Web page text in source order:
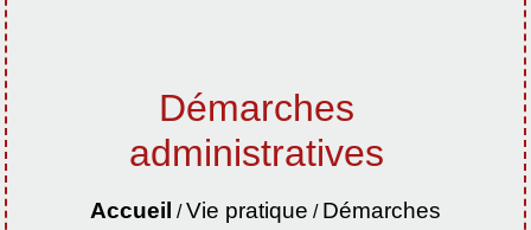
Démarches
administratives
Accueil /Vie pratique / Démarches